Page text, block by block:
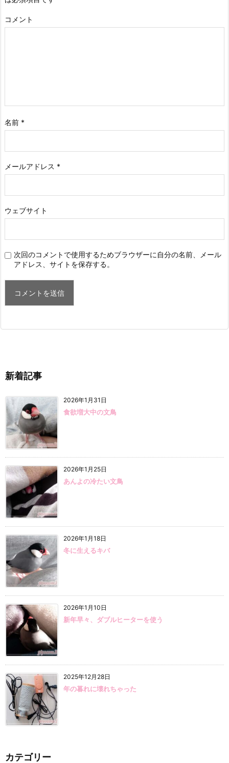
コメント
名前 *
メールアドレス *
ウェブサイト
次回のコメントで使用するためブラウザーに自分の名前、メール
アドレス、サイトを保存する。
新着記事
2026年1月31日
食欲増大中の文鳥
2026年1月25日
あんよの冷たい文鳥
2026年1月18日
冬に生えるキバ
2026年1月10日
新年早々、ダブルヒーターを使う
2025年12月28日
年の暮れに壊れちゃった
カテゴリー